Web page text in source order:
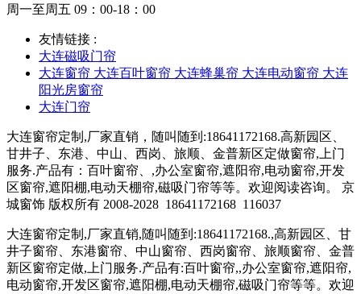
周一至周五 09：00-18：00
友情链接 :
大连磁吸门帘
大连窗帘 大连百叶窗帘 大连蜂巢帘 大连电动窗帘 大连
阳光房窗帘
大连门帘
大连窗帘定制,厂家直销，随叫随到:18641172168.高新园区、
甘井子、东港、中山、西岗、旅顺、金普新区定做窗帘,上门
服务.产品有：百叶窗帘、,办公室窗帘,遮阳帘,电动窗帘,开发
区窗帘,遮阳棚,电动天棚帘,磁吸门帘等等。欢迎阅读咨询。 京
城窗饰 版权所有 2008-2028 18641172168 116037
大连窗帘定制,厂家直销,随叫随到:18641172168.,高新园区、甘
井子窗帘、东港窗帘、中山窗帘、西岗窗帘、旅顺窗帘、金普
新区窗帘定做,上门服务.产品有:百叶窗帘,,办公室窗帘,遮阳帘,
电动窗帘,开发区窗帘,遮阳棚,电动天棚帘,磁吸门帘等等。欢迎